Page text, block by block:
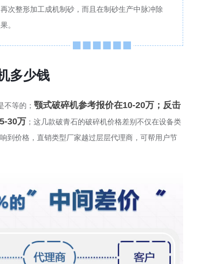
次整形加工成机制砂，而且在制砂生产中脉冲除
。
多少钱
不等的； 颚式破碎机参考报价在10-20万；反击
30万 ；这几款破青石的破碎机价格差别不仅在设备类
到价格，直销类型厂家越过层层代理商，可帮用户节